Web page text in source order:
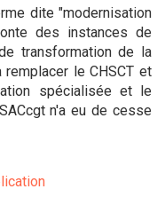
dite "modernisation
des instances de
transformation de la
le CHSCT et
spécialisée et le
n'a eu de cesse